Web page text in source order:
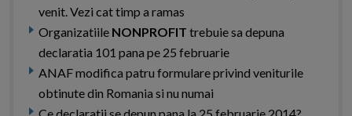
venit. Vezi cat timp a ramas
Organizatiile NONPROFIT trebuie sa depuna
declaratia 101 pana pe 25 februarie
ANAF modifica patru formulare privind veniturile
obtinute din Romania si nu numai